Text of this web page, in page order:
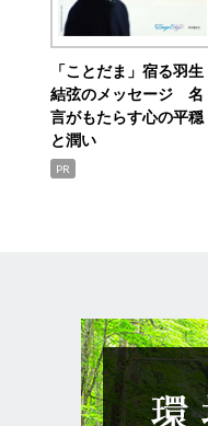
「ことだま」宿る羽生
結弦のメッセージ 名
言がもたらす心の平穏
と潤い
PR